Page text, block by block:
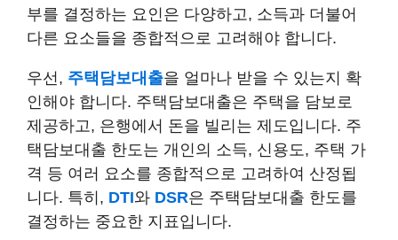
부를 결정하는 요인은 다양하고, 소득과 더불어
다른 요소들을 종합적으로 고려해야 합니다.
우선, 주택담보대출을 얼마나 받을 수 있는지 확
인해야 합니다. 주택담보대출은 주택을 담보로
제공하고, 은행에서 돈을 빌리는 제도입니다. 주
택담보대출 한도는 개인의 소득, 신용도, 주택 가
격 등 여러 요소를 종합적으로 고려하여 산정됩
니다. 특히, DTI와 DSR은 주택담보대출 한도를
결정하는 중요한 지표입니다.